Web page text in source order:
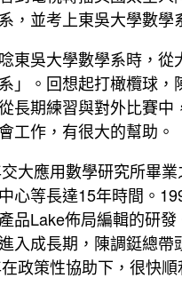
，並考上東吳大學數學
東吳大學數學系時，
」。回想起打橄欖球
長期練習與對外比賽
工作，有很大的幫助。
大應用數學研究所畢
心等長達15年時間。
品Lake佈局編輯的研
入成長期，陳調鋌總
政策性協助下，很快順